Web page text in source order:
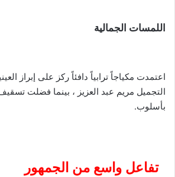
اللمسات الجمالية
اعتمدت مكياجاً ترابياً دافئاً ركز على إبراز
التجميل مريم عبد العزيز ، بينما فضلت
بأسلوب.
تفاعل واسع من الجمهور